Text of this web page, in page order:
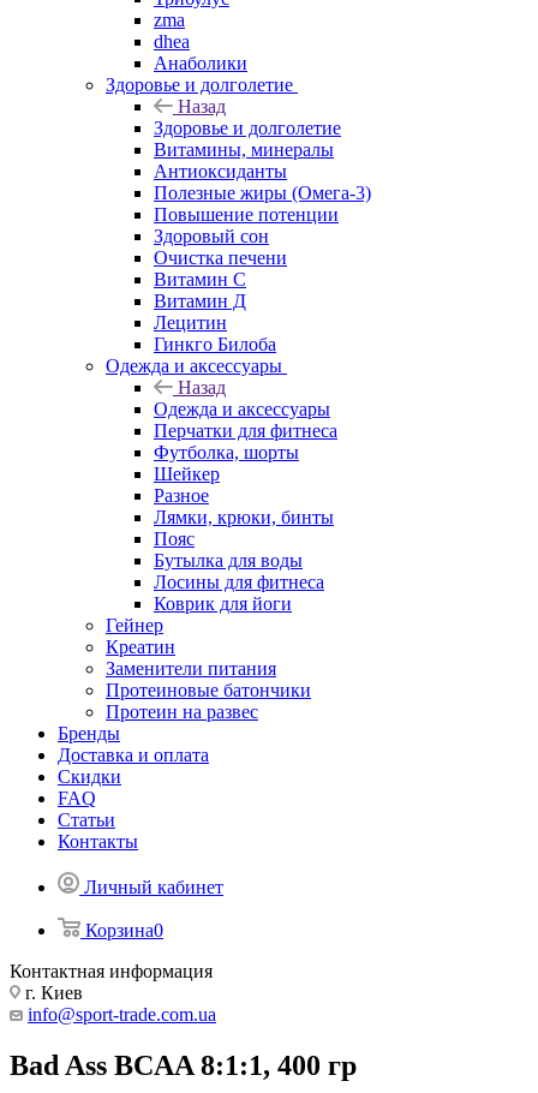
zma
dhea
Анаболики
Здоровье и долголетие
Назад
Здоровье и долголетие
Витамины, минералы
Антиоксиданты
Полезные жиры (Омега-3)
Повышение потенции
Здоровый сон
Очистка печени
Витамин С
Витамин Д
Лецитин
Гинкго Билоба
Одежда и аксессуары
Назад
Одежда и аксессуары
Перчатки для фитнеса
Футболка, шорты
Шейкер
Разное
Лямки, крюки, бинты
Пояс
Бутылка для воды
Лосины для фитнеса
Коврик для йоги
Гейнер
Креатин
Заменители питания
Протеиновые батончики
Протеин на развес
Бренды
Доставка и оплата
Скидки
FAQ
Статьи
Контакты
Личный кабинет
Корзина0
Контактная информация
г. Киев
info@sport-trade.com.ua
Bad Ass BCAA 8:1:1, 400 гр